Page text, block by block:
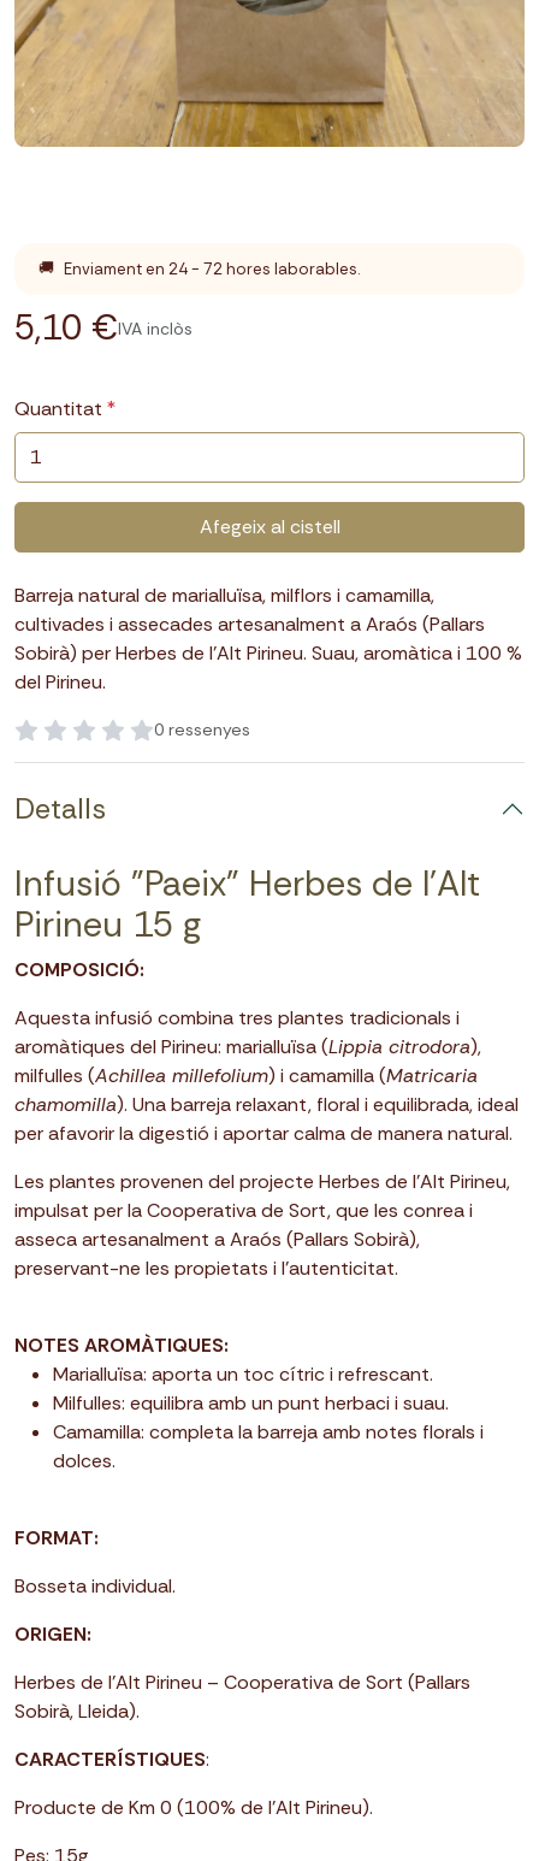
🚚 Enviament en 24 - 72 hores laborables.
5,10 €IVA inclòs
Quantitat
Afegeix al cistell
Barreja natural de marialluïsa, milflors i camamilla,
cultivades i assecades artesanalment a Araós (Pallars
Sobirà) per Herbes de l’Alt Pirineu. Suau, aromàtica i 100 %
del Pirineu.
0 ressenyes
Detalls
Infusió "Paeix" Herbes de l'Alt
Pirineu 15 g
COMPOSICIÓ:
Aquesta infusió combina tres plantes tradicionals i
aromàtiques del Pirineu: marialluïsa (Lippia citrodora),
milfulles (Achillea millefolium) i camamilla (Matricaria
chamomilla). Una barreja relaxant, floral i equilibrada, ideal
per afavorir la digestió i aportar calma de manera natural.
Les plantes provenen del projecte Herbes de l’Alt Pirineu,
impulsat per la Cooperativa de Sort, que les conrea i
asseca artesanalment a Araós (Pallars Sobirà),
preservant-ne les propietats i l’autenticitat.
NOTES AROMÀTIQUES:
Marialluïsa: aporta un toc cítric i refrescant.
Milfulles: equilibra amb un punt herbaci i suau.
Camamilla: completa la barreja amb notes florals i
dolces.
FORMAT:
Bosseta individual.
ORIGEN:
Herbes de l’Alt Pirineu – Cooperativa de Sort (Pallars
Sobirà, Lleida).
CARACTERÍSTIQUES:
Producte de Km 0 (100% de l'Alt Pirineu).